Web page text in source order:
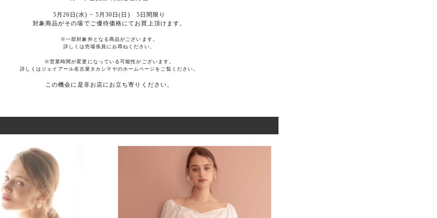
5月26日(水) ~ 5月30日(日) 5日間限り
対象商品がその場でご優待価格にてお買上頂けます。
※一部対象外となる商品がございます。
詳しくは売場係員にお尋ねください。
※営業時間が変更になっている可能性がございます。
詳しくはジェイアール名古屋タカシマヤのホームページをご覧ください。
この機会に是非お店にお立ち寄りください。